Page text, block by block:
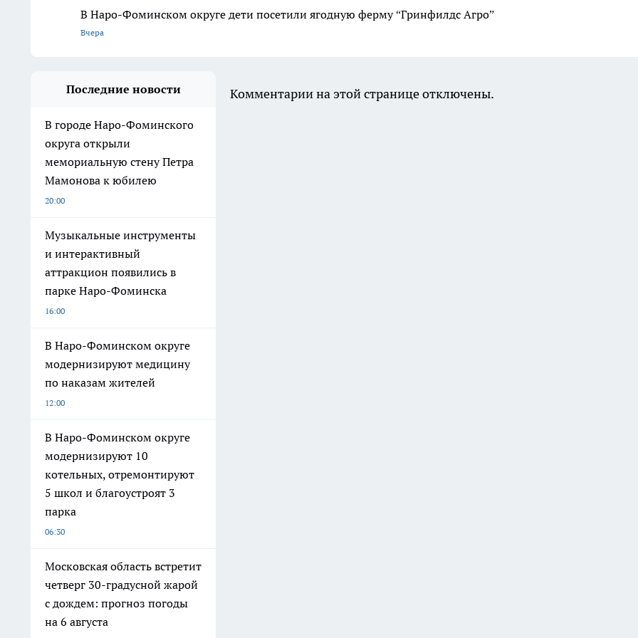
В Наро-Фоминском округе дети посетили ягодную ферму “Гринфилдс Агро”
Вчера
Последние новости
В городе Наро-Фоминского
округа открыли
мемориальную стену Петра
Мамонова к юбилею
20:00
Музыкальные инструменты
и интерактивный
аттракцион появились в
парке Наро-Фоминска
16:00
В Наро-Фоминском округе
модернизируют медицину
по наказам жителей
12:00
В Наро-Фоминском округе
модернизируют 10
котельных, отремонтируют
5 школ и благоустроят 3
парка
06:30
Московская область встретит
четверг 30-градусной жарой
с дождем: прогноз погоды
на 6 августа
Комментарии на этой странице отключены.